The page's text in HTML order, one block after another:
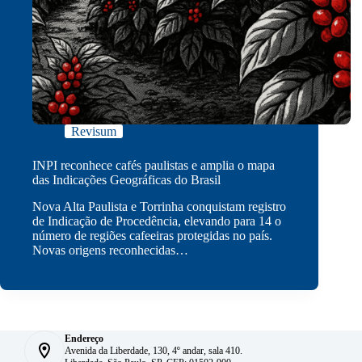
Revisum
INPI reconhece cafés paulistas e amplia o mapa
das Indicações Geográficas do Brasil
Nova Alta Paulista e Torrinha conquistam registro
de Indicação de Procedência, elevando para 14 o
número de regiões cafeeiras protegidas no país.
Novas origens reconhecidas…
Endereço
Avenida da Liberdade, 130, 4º andar, sala 410.